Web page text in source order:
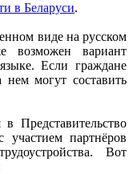
в Беларуси.
виде на русском
возможен вариант
Если граждане
могут составить
партнёров
Вот